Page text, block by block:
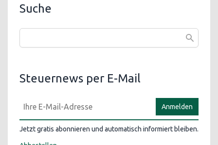
Suche
Steuernews per E-Mail
Anmelden
Jetzt gratis abonnieren und automatisch informiert bleiben.